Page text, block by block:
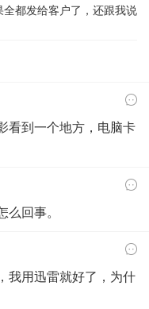
都发给客户了，还跟我说
看到一个地方，电脑卡
么回事。
我用迅雷就好了，为什